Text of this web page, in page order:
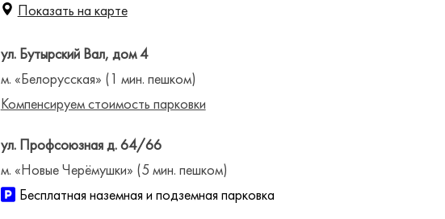
Показать на карте
ул. Бутырский Вал, дом 4
м. «Белорусская» (1 мин. пешком)
Компенсируем стоимость парковки
ул. Профсоюзная д. 64/66
м. «Новые Черёмушки» (5 мин. пешком)
Бесплатная наземная и подземная парковка